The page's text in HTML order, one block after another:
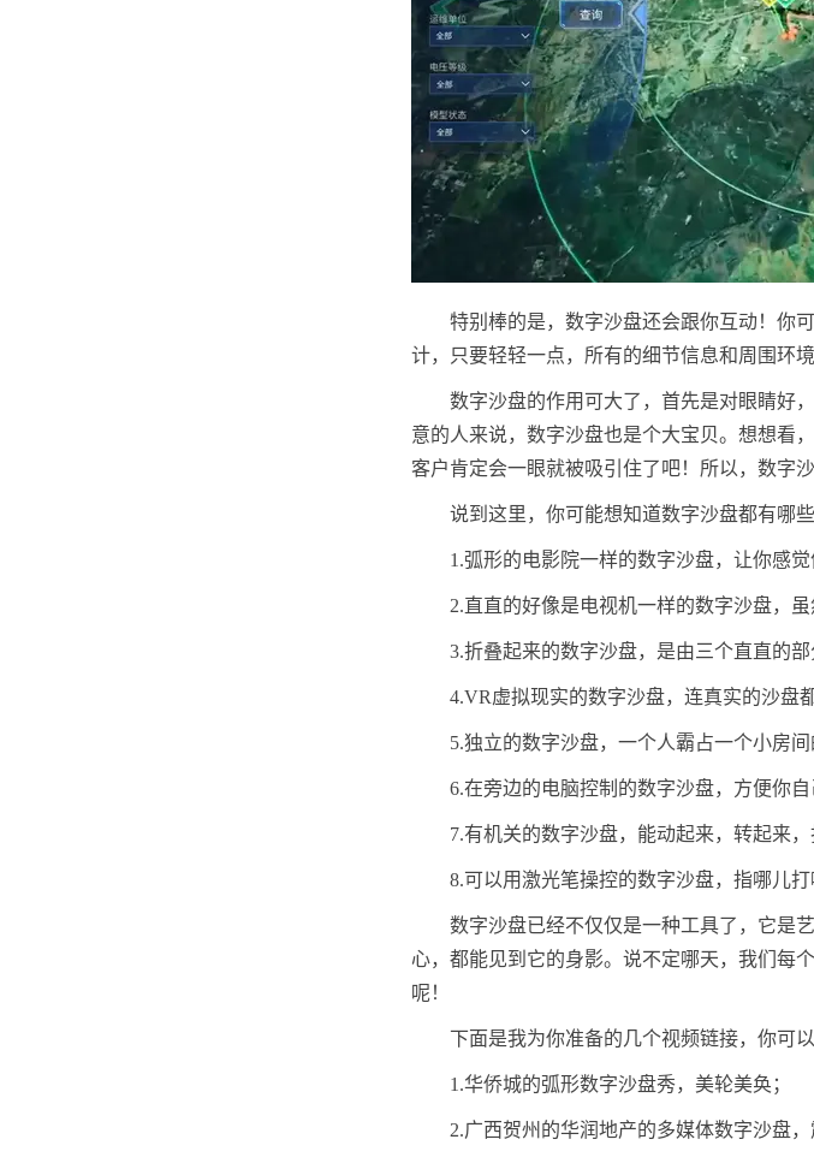
特别棒的是，数字沙盘还会跟你互动！你
计，只要轻轻一点，所有的细节信息和周围环
数字沙盘的作用可大了，首先是对眼睛好
意的人来说，数字沙盘也是个大宝贝。想想看
客户肯定会一眼就被吸引住了吧！所以，数字
说到这里，你可能想知道数字沙盘都有哪
1.弧形的电影院一样的数字沙盘，让你感
2.直直的好像是电视机一样的数字沙盘，
3.折叠起来的数字沙盘，是由三个直直的
4.VR虚拟现实的数字沙盘，连真实的沙盘
5.独立的数字沙盘，一个人霸占一个小房间
6.在旁边的电脑控制的数字沙盘，方便你自
7.有机关的数字沙盘，能动起来，转起来，
8.可以用激光笔操控的数字沙盘，指哪儿打
数字沙盘已经不仅仅是一种工具了，它是
心，都能见到它的身影。说不定哪天，我们每
呢！
下面是我为你准备的几个视频链接，你可
1.华侨城的弧形数字沙盘秀，美轮美奂；
2.广西贺州的华润地产的多媒体数字沙盘，